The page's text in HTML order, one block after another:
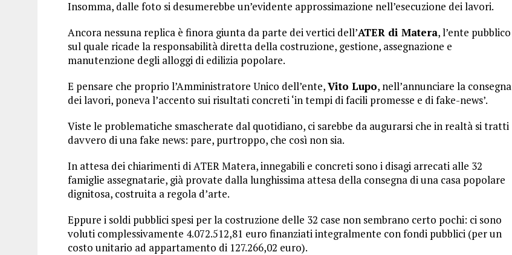
Insomma, dalle foto si desumerebbe un’evidente approssimazione nell’esecuzione dei lavori.
Ancora nessuna replica è finora giunta da parte dei vertici dell’ATER di Matera, l’ente pubblico
sul quale ricade la responsabilità diretta della costruzione, gestione, assegnazione e
manutenzione degli alloggi di edilizia popolare.
E pensare che proprio l’Amministratore Unico dell’ente,Vito Lupo, nell’annunciare la consegna
dei lavori, poneva l’accento sui risultati concreti ‘in tempi di facili promesse e di fake-news’.
Viste le problematiche smascherate dal quotidiano, ci sarebbe da augurarsi che in realtà si tratti
davvero di una fake news: pare, purtroppo, che così non sia.
In attesa dei chiarimenti di ATER Matera, innegabili e concreti sono i disagi arrecati alle 32
famiglie assegnatarie, già provate dalla lunghissima attesa della consegna di una casa popolare
dignitosa, costruita a regola d’arte.
Eppure i soldi pubblici spesi per la costruzione delle 32 case non sembrano certo pochi: ci sono
voluti complessivamente 4.072.512,81 euro finanziati integralmente con fondi pubblici (per un
costo unitario ad appartamento di 127.266,02 euro).